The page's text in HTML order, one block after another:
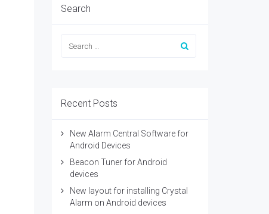
Search
Recent Posts
New Alarm Central Software for
Android Devices
Beacon Tuner for Android
devices
New layout for installing Crystal
Alarm on Android devices